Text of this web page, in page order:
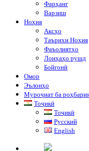
Фарҳанг
Варзиш
Ноҳия
Аксҳо
Таърихи Ноҳия
Фаъолиятҳо
Лоиҳаҳо рушд
Бойгонӣ
Омор
Эълонҳо
Муроҷиат ба
Тоҷикӣ
Тоҷикӣ
Русский
English